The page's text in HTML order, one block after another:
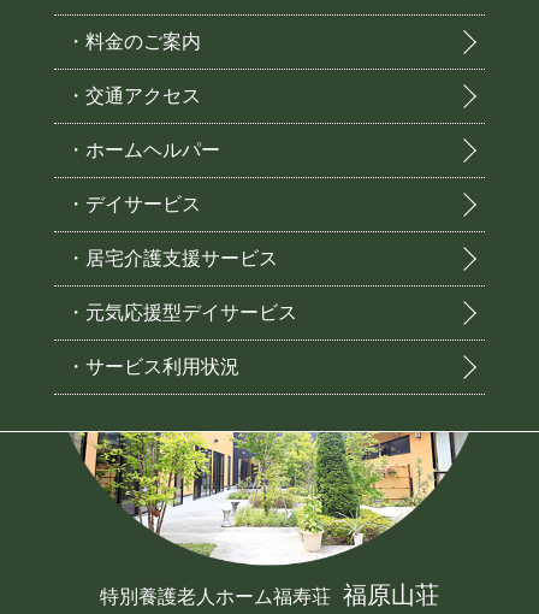
・料金のご案内
・交通アクセス
・ホームヘルパー
・デイサービス
・居宅介護支援サービス
・元気応援型デイサービス
・サービス利用状況
特別養護老人ホーム福寿荘 福原山荘